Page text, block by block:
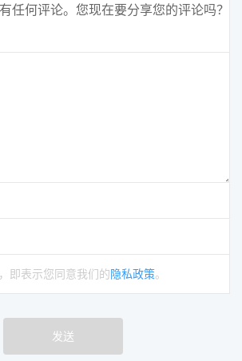
任何评论。您现在要分享您的评论吗？
地址
即表示您同意我们的隐私政策。
发送